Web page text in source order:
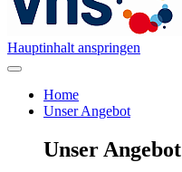
Hauptinhalt anspringen
Home
Unser Angebot
Unser Angebot